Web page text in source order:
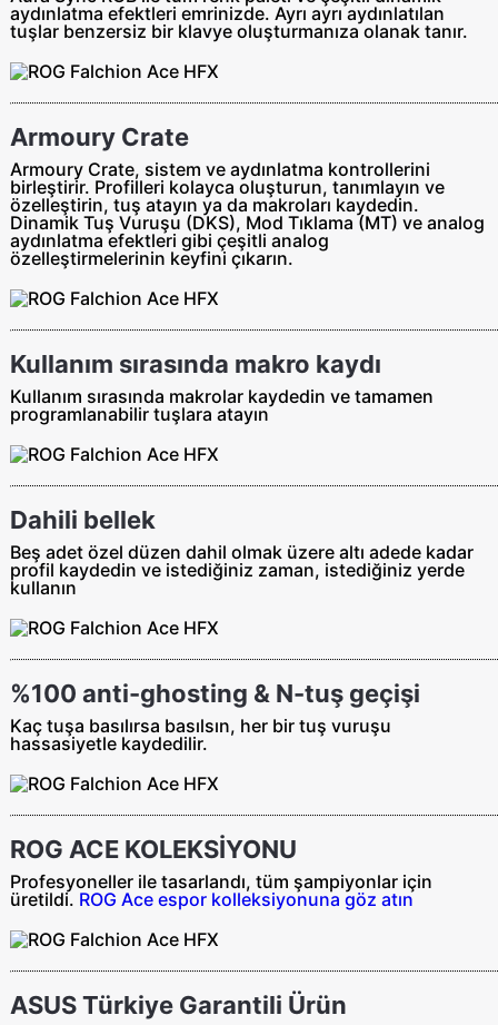
aydınlatma efektleri emrinizde. Ayrı ayrı aydınlatılan
tuşlar benzersiz bir klavye oluşturmanıza olanak tanır.
Armoury Crate
Armoury Crate, sistem ve aydınlatma kontrollerini
birleştirir. Profilleri kolayca oluşturun, tanımlayın ve
özelleştirin, tuş atayın ya da makroları kaydedin.
Dinamik Tuş Vuruşu (DKS), Mod Tıklama (MT) ve analog
aydınlatma efektleri gibi çeşitli analog
özelleştirmelerinin keyfini çıkarın.
Kullanım sırasında makro kaydı
Kullanım sırasında makrolar kaydedin ve tamamen
programlanabilir tuşlara atayın
Dahili bellek
Beş adet özel düzen dahil olmak üzere altı adede kadar
profil kaydedin ve istediğiniz zaman, istediğiniz yerde
kullanın
%100 anti-ghosting & N-tuş geçişi
Kaç tuşa basılırsa basılsın, her bir tuş vuruşu
hassasiyetle kaydedilir.
ROG ACE KOLEKSİYONU
Profesyoneller ile tasarlandı, tüm şampiyonlar için
üretildi. ROG Ace espor kolleksiyonuna göz atın
ASUS Türkiye Garantili Ürün